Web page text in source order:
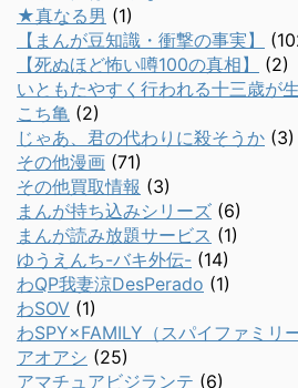
★真なる男 (1)
【まんが豆知識・衝撃の事実】
【死ぬほど怖い噂100の真相】
(2)
いともたやすく行われる十三歳が
こち亀 (2)
じゃあ、君の代わりに殺そうか (3)
その他漫画 (71)
その他買取情報 (3)
まんが持ち込みシリーズ (6)
まんが読み放題サービス (1)
ゆうえんち-バキ外伝- (14)
わQP我妻涼DesPerado (1)
わSOV (1)
わSPY×FAMILY（スパイファミリー
アオアシ (25)
アマチュアビジランテ (6)